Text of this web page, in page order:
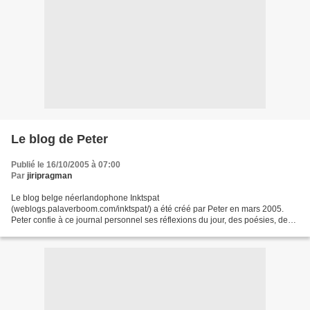
Le blog de Peter
Publié le 16/10/2005 à 07:00
Par jiripragman
Le blog belge néerlandophone Inktspat
(weblogs.palaverboom.com/inktspat/) a été créé par Peter en mars 2005.
Peter confie à ce journal personnel ses réflexions du jour, des poésies, des